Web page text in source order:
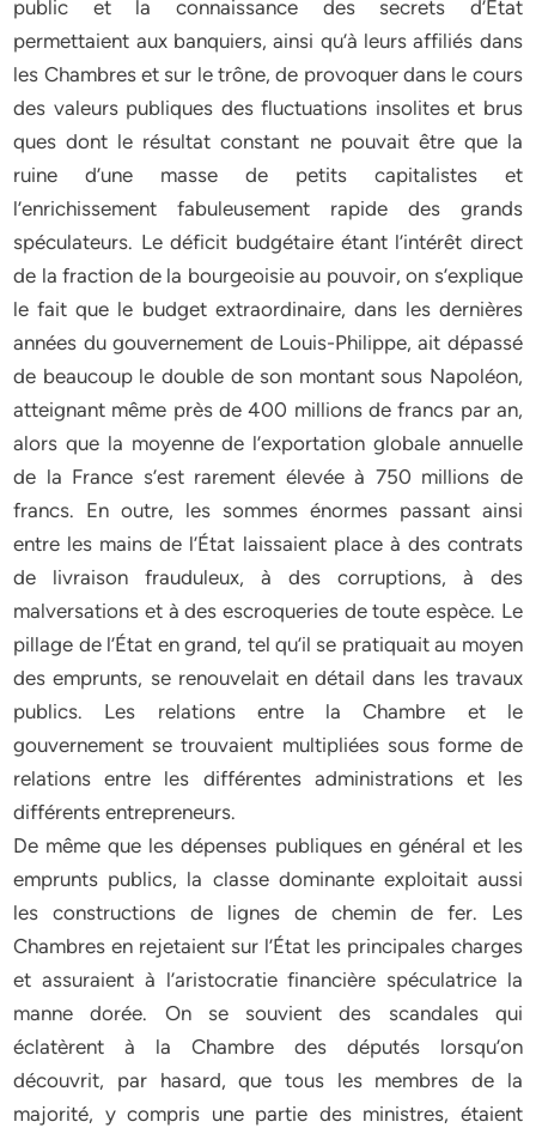
public et la connaissance des secrets d’État
permettaient aux banquiers, ainsi qu’à leurs affiliés dans
les Chambres et sur le trône, de provoquer dans le cours
des valeurs publiques des fluctuations insolites et brus
ques dont le résultat constant ne pouvait être que la
ruine d’une masse de petits capitalistes et
l’enrichissement fabuleusement rapide des grands
spéculateurs. Le déficit budgétaire étant l’intérêt direct
de la fraction de la bourgeoisie au pouvoir, on s’explique
le fait que le budget extraordinaire, dans les dernières
années du gouvernement de Louis-Philippe, ait dépassé
de beaucoup le double de son montant sous Napoléon,
atteignant même près de 400 millions de francs par an,
alors que la moyenne de l’exportation globale annuelle
de la France s’est rarement élevée à 750 millions de
francs. En outre, les sommes énormes passant ainsi
entre les mains de l’État laissaient place à des contrats
de livraison frauduleux, à des corruptions, à des
malversations et à des escroqueries de toute espèce. Le
pillage de l’État en grand, tel qu’il se pratiquait au moyen
des emprunts, se renouvelait en détail dans les travaux
publics. Les relations entre la Chambre et le
gouvernement se trouvaient multipliées sous forme de
relations entre les différentes administrations et les
différents entrepreneurs.
De même que les dépenses publiques en général et les
emprunts publics, la classe dominante exploitait aussi
les constructions de lignes de chemin de fer. Les
Chambres en rejetaient sur l’État les principales charges
et assuraient à l’aristocratie financière spéculatrice la
manne dorée. On se souvient des scandales qui
éclatèrent à la Chambre des députés lorsqu’on
découvrit, par hasard, que tous les membres de la
majorité, y compris une partie des ministres, étaient